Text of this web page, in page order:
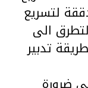
لتسريع
الى
تدبير